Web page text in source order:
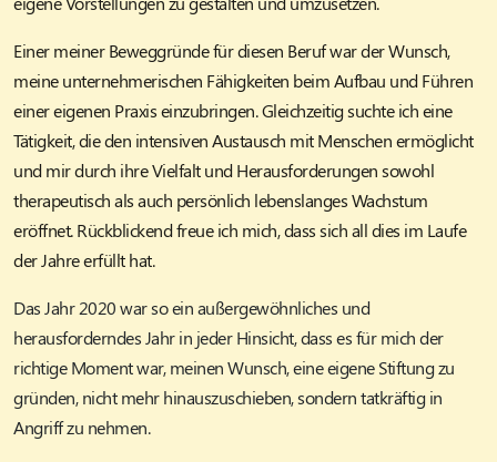
Einer meiner Beweggründe für diesen Beruf war der Wunsch,
meine unternehmerischen Fähigkeiten beim Aufbau und Führen
einer eigenen Praxis einzubringen. Gleichzeitig suchte ich eine
Tätigkeit, die den intensiven Austausch mit Menschen ermöglicht
und mir durch ihre Vielfalt und Herausforderungen sowohl
therapeutisch als auch persönlich lebenslanges Wachstum
eröffnet. Rückblickend freue ich mich, dass sich all dies im Laufe
der Jahre erfüllt hat.
Das Jahr 2020 war so ein außergewöhnliches und
herausforderndes Jahr in jeder Hinsicht, dass es für mich der
richtige Moment war, meinen Wunsch, eine eigene Stiftung zu
gründen, nicht mehr hinauszuschieben, sondern tatkräftig in
Angriff zu nehmen.